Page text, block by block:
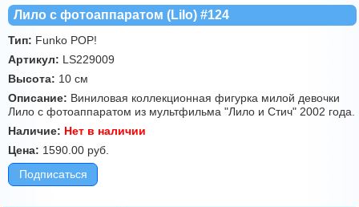
Лило c фотоаппаратом (Lilo) #124
Тип: Funko POP!
Артикул: LS229009
Высота: 10 см
Описание: Виниловая коллекционная фигурка милой девочки
Лило с фотоаппаратом из мультфильма "Лило и Стич" 2002 года.
Наличие: Нет в наличии
Цена: 1590.00 руб.
Подписаться